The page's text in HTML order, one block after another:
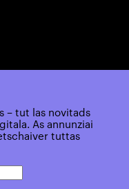
– tut las novitads
As annunziai
tuttas